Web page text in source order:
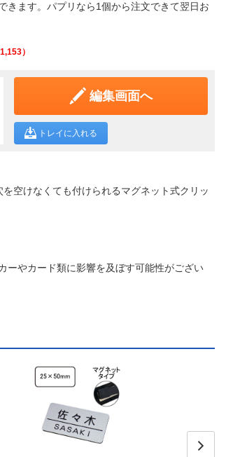
きます。パプリなら1個から注文できて翌日お
1,153）
編集画面へ
トレイに入れる
空けなくても付けられるマグネット式クリッ
ーやカード類に影響を及ぼす可能性がござい